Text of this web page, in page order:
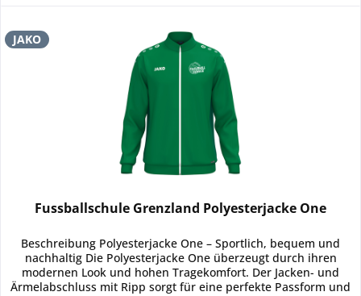
JAKO
Fussballschule Grenzland Polyesterjacke One
Beschreibung Polyesterjacke One – Sportlich, bequem und
nachhaltig Die Polyesterjacke One überzeugt durch ihren
modernen Look und hohen Tragekomfort. Der Jacken- und
Ärmelabschluss mit Ripp sorgt für eine perfekte Passform und